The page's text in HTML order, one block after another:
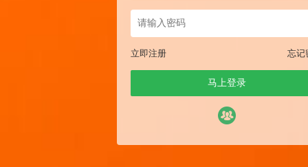
立即注册 忘记
马上登录